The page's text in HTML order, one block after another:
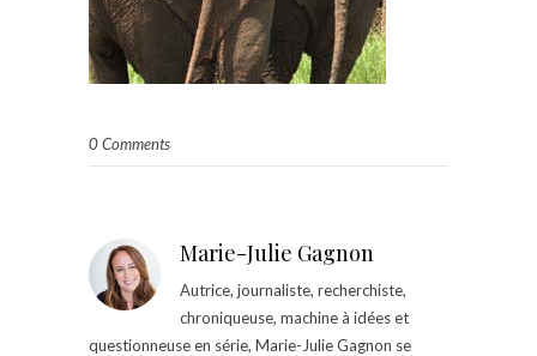
0 Comments
Marie-Julie Gagnon
Autrice, journaliste, recherchiste,
chroniqueuse, machine à idées et
questionneuse en série, Marie-Julie Gagnon se